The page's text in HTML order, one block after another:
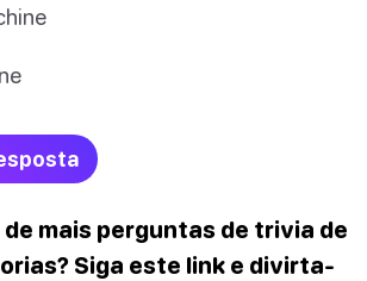
de mais perguntas de trivia de
Siga este link e divirta-